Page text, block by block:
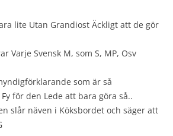
lite Utan Grandiost Äckligt att de gör
Varje Svensk M, som S, MP, Osv
som är så
för den Lede att bara göra så..
slår näven i Köksbordet och säger att